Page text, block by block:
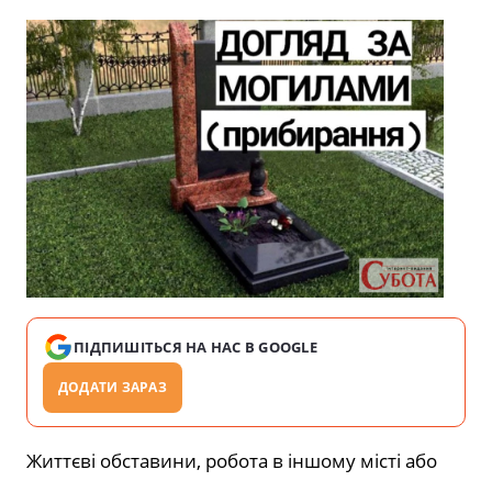
ПІДПИШІТЬСЯ НА НАС В GOOGLE
ДОДАТИ ЗАРАЗ
Життєві обставини, робота в іншому місті або